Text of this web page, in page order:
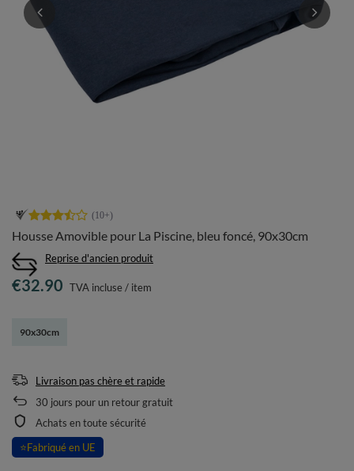
Housse Amovible pour La Piscine, bleu foncé, 90x30cm
Reprise d'ancien produit
90x30cm
€32.90 TVA incluse/ item
Livraison pas chère et rapide
30 jours pour un retour gratuit
Achats en toute sécurité
⭐Fabriqué en UE